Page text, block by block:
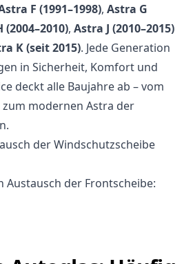
F (1991–1998), Astra G
(2004–2010), Astra J (2010–2015)
K (seit 2015). Jede Generation
in Sicherheit, Komfort und
deckt alle Baujahre ab – vom
modernen Astra der
der Windschutzscheibe
Austausch der Frontscheibe: